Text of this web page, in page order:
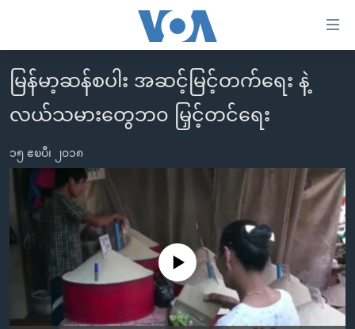
လွယ်ကူ
စေ
သည့်
Link
အကြောင်းအရာ
ရန်
မူလစာမျက်နှာ
မြန်မာ
နိုင်ငံတကာ
အမေရိကန်
အစ္စရေး-ပါလက်စတိုင်း
ဗွီဒီယို
သတင်းလွတ်လပ်ခွင့်
ရပ်ဝန်းတခု လမ်းတခု အလွန်
အင်္ဂလိပ်စာလေ့လာမယ်
အမေရိကန်သုံးအီဒီယံ
မကြေးမုံရဲ့ အင်္ဂလိပ်စာ
အပတ်စဉ်ကဏ္ဍများ
ရေဒီယို
ရေဒီယိုနှင့်ရုပ်သံ အချက်အလက်များ
မြန်မာ့ဆန်စပါး အဆင့်မြင့်တက်ရေး နဲ့
လယ်သမားတွေဘ၀ မြှင့်တင်ရေး
၁၅ ဧၿပီ၊ ၂၀၁၈
No media source currently available